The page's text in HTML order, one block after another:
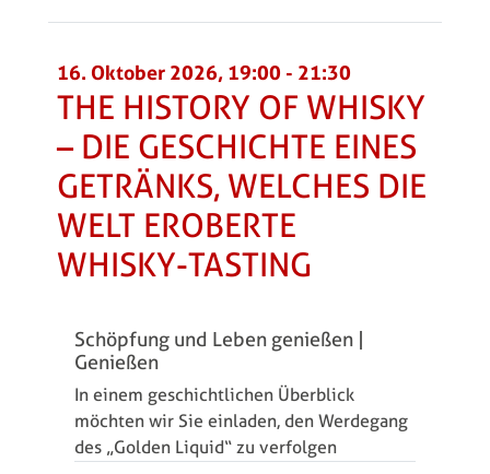
16. Oktober 2026, 19:00 - 21:30
THE HISTORY OF WHISKY
– DIE GESCHICHTE EINES
GETRÄNKS, WELCHES DIE
WELT EROBERTE
WHISKY-TASTING
Schöpfung und Leben genießen |
Genießen
In einem geschichtlichen Überblick
möchten wir Sie einladen, den Werdegang
des „Golden Liquid“ zu verfolgen